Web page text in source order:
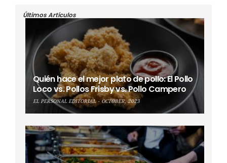
Últimos Artículos
Quién hace el mejor plato de pollo: El Pollo
Loco vs. Pollos Frisby vs. Pollo Campero
EL PERSONAL EDITORIAL OCTOBER, 2023